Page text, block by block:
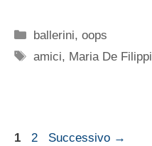
Categorie
ballerini,oops
Tag
amici, Maria De Filippi
Pagina
1 Pagina
2 Successivo →